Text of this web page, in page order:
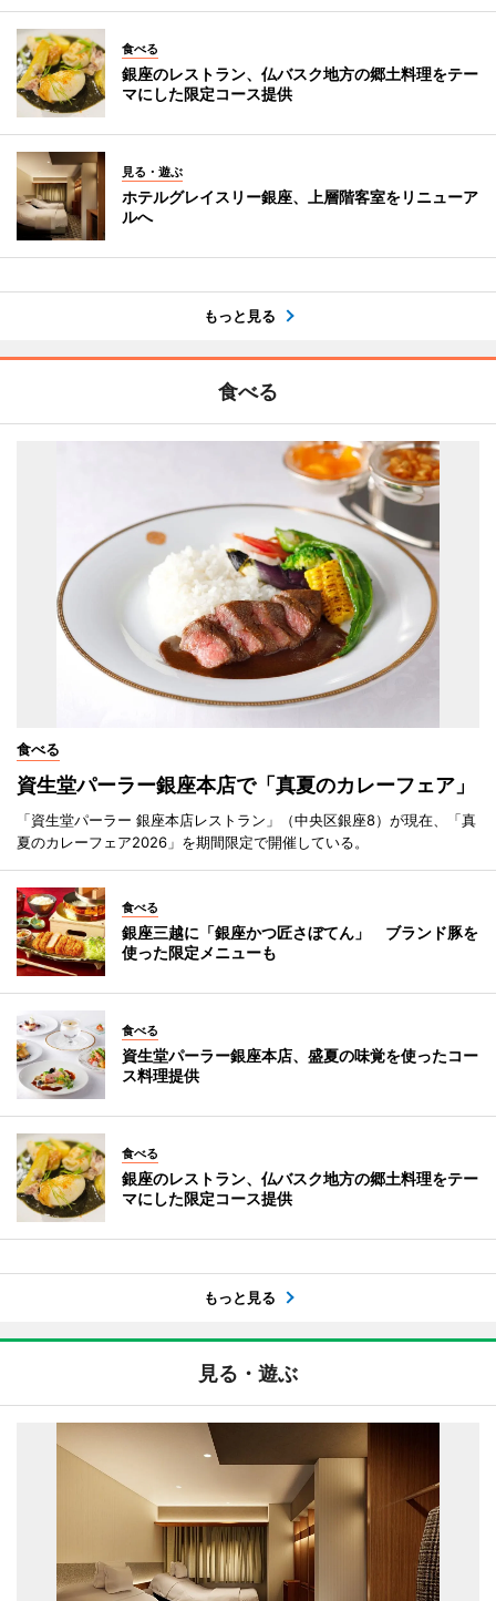
食べる
銀座のレストラン、仏バスク地方の郷土料理をテー
マにした限定コース提供
見る・遊ぶ
ホテルグレイスリー銀座、上層階客室をリニューア
ルへ
もっと見る
食べる
食べる
資生堂パーラー銀座本店で「真夏のカレーフェア」
「資生堂パーラー 銀座本店レストラン」（中央区銀座8）が現在、「真
夏のカレーフェア2026」を期間限定で開催している。
食べる
銀座三越に「銀座かつ匠さぼてん」 ブランド豚を
使った限定メニューも
食べる
資生堂パーラー銀座本店、盛夏の味覚を使ったコー
ス料理提供
食べる
銀座のレストラン、仏バスク地方の郷土料理をテー
マにした限定コース提供
もっと見る
見る・遊ぶ